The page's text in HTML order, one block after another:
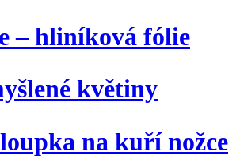
– hliníková fólie
květiny
na kuří nožce